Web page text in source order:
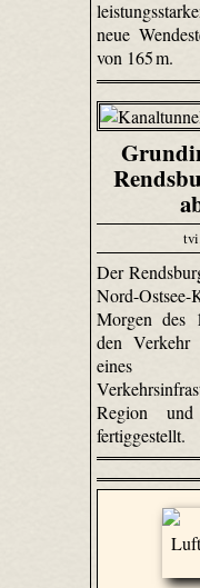
neue
von 165 m.
Der
Nord-
Morgen des
den Verkehr
eines
Region und
fertiggestellt.